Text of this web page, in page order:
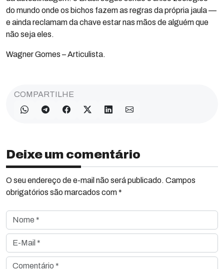
do mundo onde os bichos fazem as regras da própria jaula —
e ainda reclamam da chave estar nas mãos de alguém que
não seja eles.
Wagner Gomes – Articulista.
COMPARTILHE
Deixe um comentário
O seu endereço de e-mail não será publicado. Campos
obrigatórios são marcados com *
Nome *
E-Mail *
Comentário *